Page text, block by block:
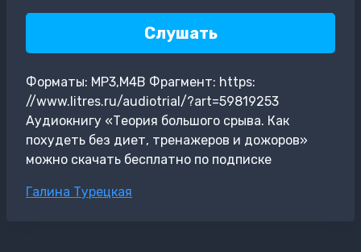
Слушать
Форматы: MP3,M4B Фрагмент: https:
//www.litres.ru/audiotrial/?art=59819253
Аудиокнигу «Теория большого срыва. Как
похудеть без диет, тренажеров и дожоров»
можно скачать бесплатно по подписке
Метки
Галина Турецкая